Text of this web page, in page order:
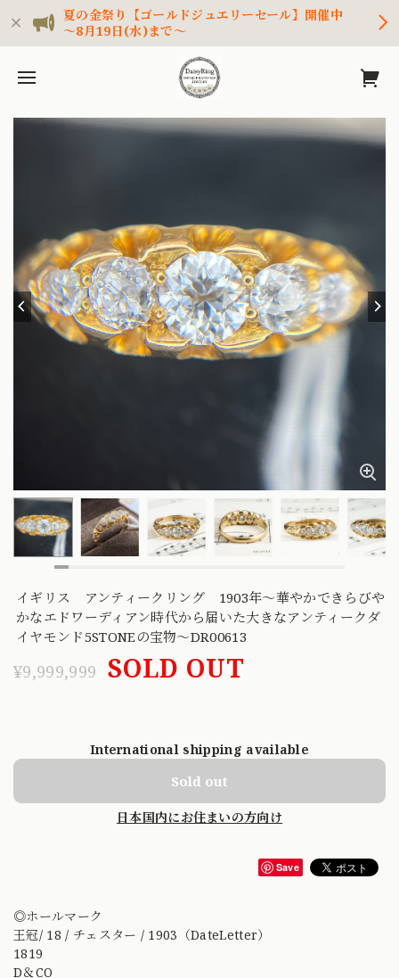
夏の金祭り【ゴールドジュエリーセール】開催中
～8月19日(水)まで～
イギリス アンティークリング 1903年〜華やかできらびや
かなエドワーディアン時代から届いた大きなアンティークダ
イヤモンド5STONEの宝物〜DR00613
¥9,999,999 SOLD OUT
International shipping available
Sold out
日本国内にお住まいの方向け
Save
◎ホールマーク
王冠/ 18 / チェスター / 1903（DateLetter）
1819
D＆CO